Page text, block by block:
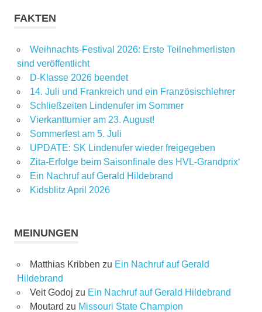
FAKTEN
Weihnachts-Festival 2026: Erste Teilnehmerlisten
sind veröffentlicht
D-Klasse 2026 beendet
14. Juli und Frankreich und ein Französischlehrer
Schließzeiten Lindenufer im Sommer
Vierkantturnier am 23. August!
Sommerfest am 5. Juli
UPDATE: SK Lindenufer wieder freigegeben
Zita-Erfolge beim Saisonfinale des HVL-Grandprix‘
Ein Nachruf auf Gerald Hildebrand
Kidsblitz April 2026
MEINUNGEN
Matthias Kribben zu Ein Nachruf auf Gerald
Hildebrand
Veit Godoj zu Ein Nachruf auf Gerald Hildebrand
Moutard zu Missouri State Champion